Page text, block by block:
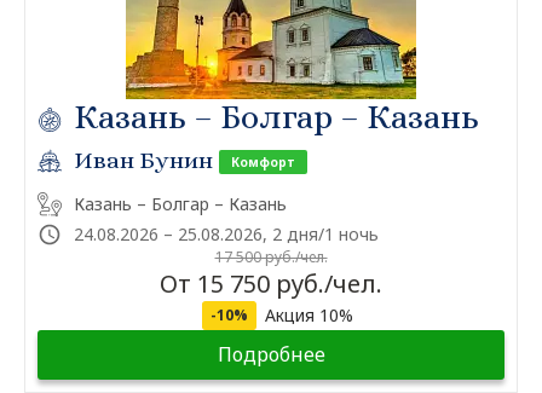
Казань – Болгар – Казань
Иван Бунин Комфорт
Казань – Болгар – Казань
24.08.2026 – 25.08.2026, 2 дня/1 ночь
17 500 руб./чел.
От 15 750 руб./чел.
-10% Акция 10%
Подробнее